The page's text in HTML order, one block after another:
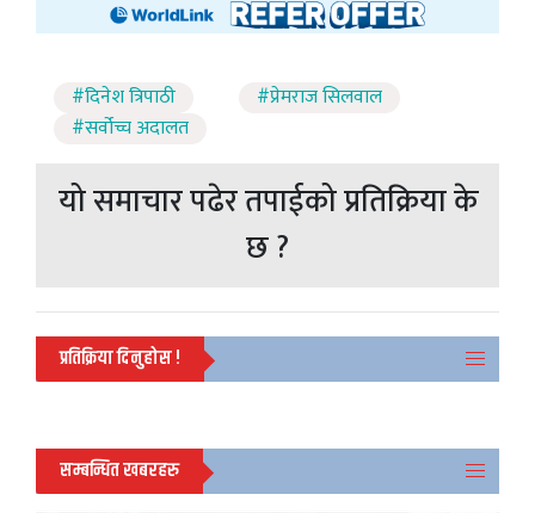
#दिनेश त्रिपाठी
#प्रेमराज सिलवाल
#सर्वोच्च अदालत
यो समाचार पढेर तपाईको प्रतिक्रिया के
छ ?
प्रतिक्रिया दिनुहोस !
सम्बन्धित खबरहरु